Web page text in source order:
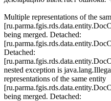
Multiple representations of the
being merged. Detached:
Detached:
nested exception is
representations of the same entity
being merged. Detached: